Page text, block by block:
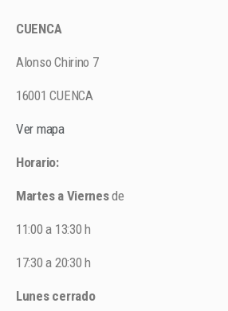
CUENCA
Alonso Chirino 7
16001 CUENCA
Ver mapa
Horario:
Martes a Viernesde
11:00 a 13:30 h
17:30 a 20:30 h
Lunes cerrado